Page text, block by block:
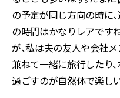
の予定が同じ方向の時に
の時間はかなりレアです
が、私は夫の友人や会社
兼ねて一緒に旅行したり
過ごすのが自然体で楽しい